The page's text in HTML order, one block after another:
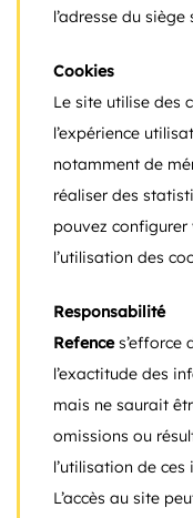
l’adresse du siège
Cookies
Le site utilise des
l’expérience
notamment de
réaliser des
pouvez
l’utilisation des
Responsabilité
Refences’efforce
l’exactitude des
mais ne saurait
omissions ou
l’utilisation de
L’accès au site